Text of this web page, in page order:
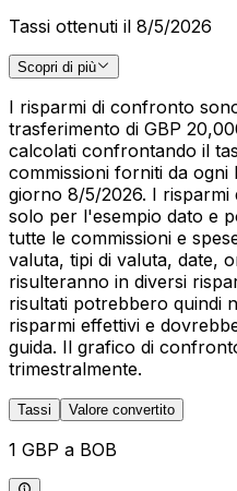
Tassi ottenuti il 8/5/2026
Scopri di più
I risparmi di confronto
trasferimento di GBP
calcolati confrontando il
commissioni forniti da ogni
giorno 8/5/2026. I
solo per l'esempio dato e
tutte le commissioni e
valuta, tipi di valuta, date,
risulteranno in diversi
risultati potrebbero quindi
risparmi effettivi e
guida. Il grafico di
trimestralmente.
Tassi Valore convertito
1 GBP a BOB